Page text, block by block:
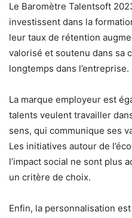
Le Baromètre Talentsoft
investissent dans la
leur taux de rétention
valorisé et soutenu dans sa
longtemps dans l’entreprise.
La marque employeur est
talents veulent travailler
sens, qui communique ses
Les initiatives autour de
l’impact social ne sont plus
un critère de choix.
Enfin, la personnalisation